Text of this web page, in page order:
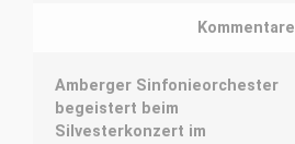
Kommentare
Amberger Sinfonieorchester
begeistert beim
Silvesterkonzert im